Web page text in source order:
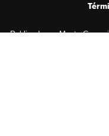
Publicado por Menta